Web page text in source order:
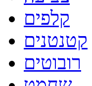
קלפים
קטנטנים
רובוטים